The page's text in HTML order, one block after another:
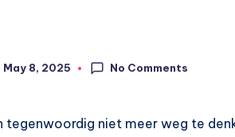
May 8, 2025 No Comments
tegenwoordig niet meer weg te